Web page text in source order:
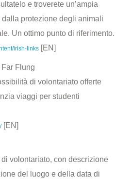
e troverete un’ampia
protezione degli animali
Un ottimo punto di riferimento.
irish-links[EN]
Flung
di volontariato offerte
viaggi per studenti
[EN]
volontariato, con descrizione
del luogo e della data di